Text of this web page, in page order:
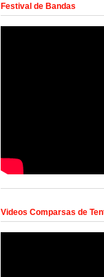
Festival de Bandas
Videos Comparsas de